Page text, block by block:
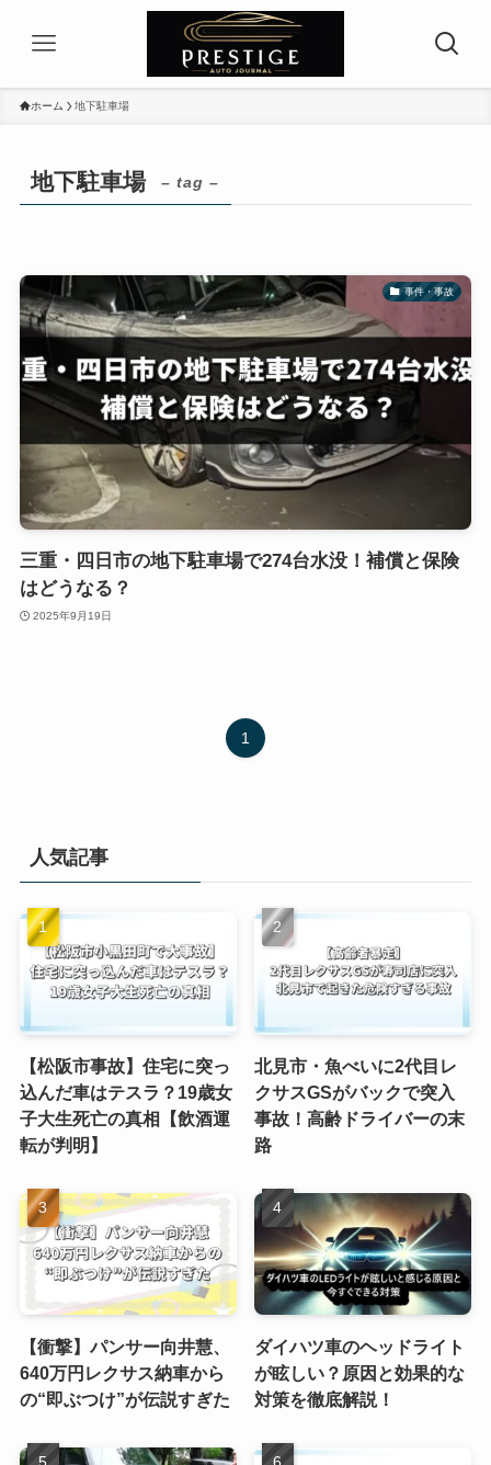
ホーム 地下駐車場
地下駐車場 – tag –
事件・事故
三重・四日市の地下駐車場で274台水没！補償と保険
はどうなる？
2025年9月19日
1
人気記事
【松阪市事故】住宅に突っ
込んだ車はテスラ？19歳女
子大生死亡の真相【飲酒運
転が判明】
北見市・魚べいに2代目レ
クサスGSがバックで突入
事故！高齢ドライバーの末
路
【衝撃】パンサー向井慧、
640万円レクサス納車から
の“即ぶつけ”が伝説すぎた
ダイハツ車のヘッドライト
が眩しい？原因と効果的な
対策を徹底解説！